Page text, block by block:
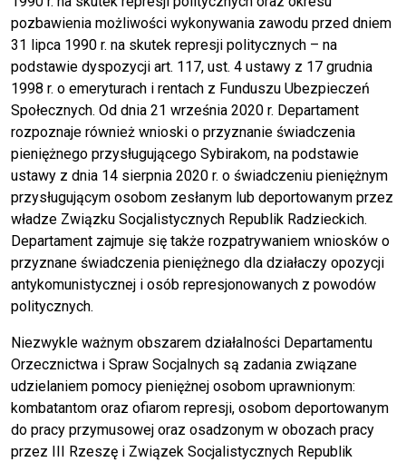
pozbawienia możliwości wykonywania zawodu przed dniem
31 lipca 1990 r. na skutek represji politycznych – na
podstawie dyspozycji art. 117, ust. 4 ustawy z 17 grudnia
1998 r. o emeryturach i rentach z Funduszu Ubezpieczeń
Społecznych. Od dnia 21 września 2020 r. Departament
rozpoznaje również wnioski o przyznanie świadczenia
pieniężnego przysługującego Sybirakom, na podstawie
ustawy z dnia 14 sierpnia 2020 r. o świadczeniu pieniężnym
przysługującym osobom zesłanym lub deportowanym przez
władze Związku Socjalistycznych Republik Radzieckich.
Departament zajmuje się także rozpatrywaniem wniosków o
przyznane świadczenia pieniężnego dla działaczy opozycji
antykomunistycznej i osób represjonowanych z powodów
politycznych.
Niezwykle ważnym obszarem działalności Departamentu
Orzecznictwa i Spraw Socjalnych są zadania związane
udzielaniem pomocy pieniężnej osobom uprawnionym:
kombatantom oraz ofiarom represji, osobom deportowanym
do pracy przymusowej oraz osadzonym w obozach pracy
przez III Rzeszę i Związek Socjalistycznych Republik